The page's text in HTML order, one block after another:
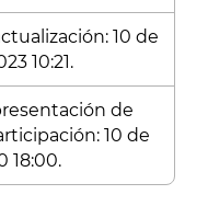
10 de
10:21.
de
10 de
18:00.